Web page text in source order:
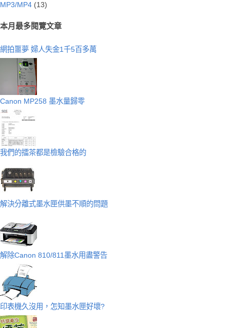
MP3/MP4 (13)
本月最多閱覽文章
網拍噩夢 婦人失金1千5百多萬
Canon MP258 墨水量歸零
我們的擂茶都是檢驗合格的
解決分離式墨水匣供墨不順的問題
解除Canon 810/811墨水用盡警告
印表機久沒用，怎知墨水匣好壞?